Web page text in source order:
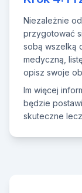
Niezależnie
przygotować
sobą wszelką
medyczną,
opisz swoje
Im więcej
będzie
skuteczne